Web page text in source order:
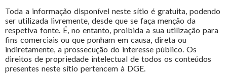
Toda a informação disponível neste sítio é gratuita, podendo
ser utilizada livremente, desde que se faça menção da
respetiva fonte. É, no entanto, proibida a sua utilização para
fins comerciais ou que ponham em causa, direta ou
indiretamente, a prossecução do interesse público. Os
direitos de propriedade intelectual de todos os conteúdos
presentes neste sítio pertencem à DGE.